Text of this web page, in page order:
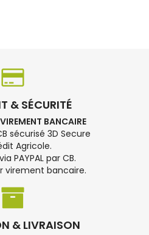
& SÉCURITÉ
BANCAIRE
sécurisé 3D Secure
Agricole.
PAYPAL par CB.
virement bancaire.
& LIVRAISON